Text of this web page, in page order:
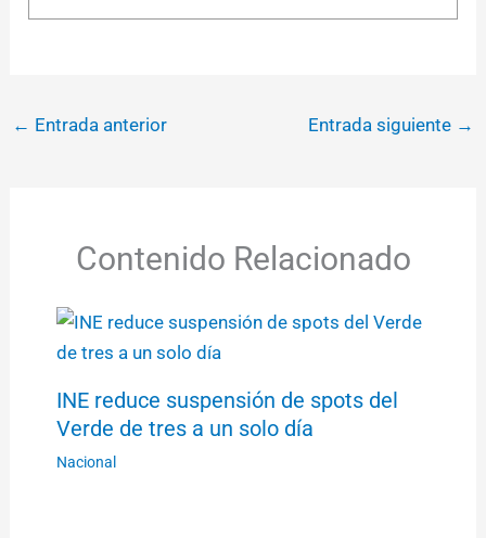
← Entrada anterior Entrada siguiente →
Contenido Relacionado
INE reduce suspensión de spots del
Verde de tres a un solo día
Nacional